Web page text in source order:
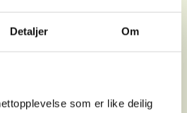
Detaljer Om
som er like deilig
Uten nyhetsbrev går du glipp